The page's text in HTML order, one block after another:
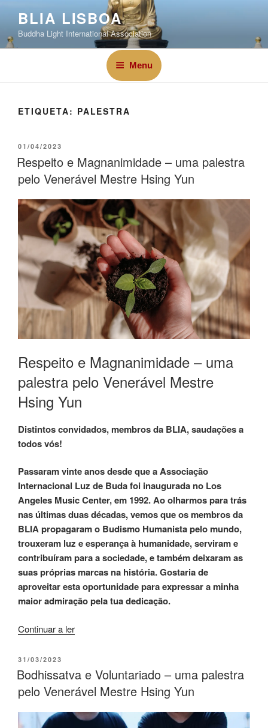
BLIA LISBOA
Buddha Light International Association
Menu
ETIQUETA: PALESTRA
01/04/2023
Respeito e Magnanimidade – uma palestra
pelo Venerável Mestre Hsing Yun
Respeito e Magnanimidade – uma
palestra pelo Venerável Mestre
Hsing Yun
Distintos convidados, membros da BLIA, saudações a
todos vós!
Passaram vinte anos desde que a Associação
Internacional Luz de Buda foi inaugurada no Los
Angeles Music Center, em 1992. Ao olharmos para trás
nas últimas duas décadas, vemos que os membros da
BLIA propagaram o Budismo Humanista pelo mundo,
trouxeram luz e esperança à humanidade, serviram e
contribuíram para a sociedade, e também deixaram as
suas próprias marcas na história. Gostaria de
aproveitar esta oportunidade para expressar a minha
maior admiração pela tua dedicação.
Continuar a ler
31/03/2023
Bodhissatva e Voluntariado – uma palestra
pelo Venerável Mestre Hsing Yun